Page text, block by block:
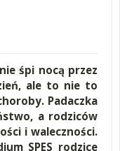
śpi nocą przez
ale to nie to
Padaczka
a rodziców
i waleczności.
SPES rodzice